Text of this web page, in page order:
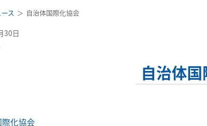
ス 自治体国際化協会
30日
自治体
化協会